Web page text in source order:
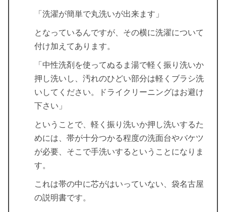
「洗濯が簡単で丸洗いが出来ます」
となっているんですが、その横に洗濯について
付け加えてあります。
「中性洗剤を使ってぬるま湯で軽く振り洗いか
押し洗いし、汚れのひどい部分は軽くブラシ洗
いしてください。ドライクリーニングはお避け
下さい」
ということで、軽く振り洗いか押し洗いするた
めには、帯が十分つかる程度の洗面台やバケツ
が必要、そこで手洗いするということになりま
す。
これは帯の中に芯がはいっていない、袋名古屋
の説明書です。